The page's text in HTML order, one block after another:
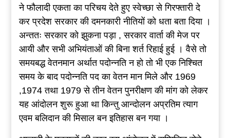
ने फौलादी एकता का परिचय देते हुए स्वेच्छा से गिरफ्तारी दे
कर प्रदेश सरकार की दमनकारी नीतियों को धता बता दिया ।
अन्ततः सरकार को झुकना पड़ा , सरकार वार्ता की मेज पर
आयी और सभी अभियंताओं की बिना शर्त रिहाई हुई । वैसे तो
समयबद्ध वेतनमान अर्थात पदोन्नति न हो तो भी एक निश्चित
समय के बाद पदोन्नति पद का वेतन मान मिले और 1969
,1974 तथा 1979 से तीन वेतन पुनरीक्षण की मांग को लेकर
यह आंदोलन शुरू हुआ था किन्तु आन्दोलन अप्रतिम त्याग
एवम बलिदान की मिसाल बन इतिहास बन गया ।